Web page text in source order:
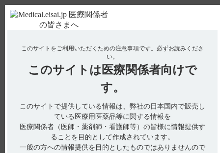
使用期限検索 Drug Information
No : 2077
【チョコラA・錠・末・滴】 保存方法について教
【チョコラA・錠・末・滴】
保存方法について教えてください。
このサイトをご利用いただくための注意事項です。 必ずお読みくださ
い。
このサイトは 医療関係者向けで
す。
このサイトで提供している情報は、弊社の日本国内で販売し
ている医療用医薬品等に関する情報を
医療関係者（医師・薬剤師・看護師等）の皆様に情報提供す
ることを目的として作成されています。
一般の方への情報提供を目的としたものではありませんので